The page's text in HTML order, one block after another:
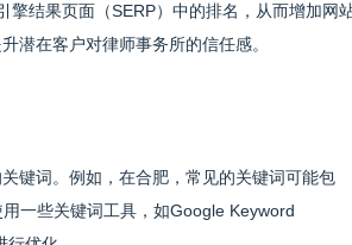
结果页面（SERP）中的排名，从而增加网
潜在客户对律师事务所的信任感。
键词。例如，在合肥，常见的关键词可能包
用一些关键词工具，如Google Keyword